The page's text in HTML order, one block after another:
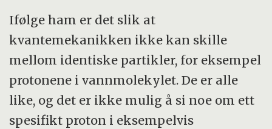
hvordan de interagerer med hverandre.
Ifølge ham er det slik at
kvantemekanikken ikke kan skille
mellom identiske partikler, for eksempel
protonene i vannmolekylet. De er alle
like, og det er ikke mulig å si noe om ett
spesifikt proton i eksempelvis